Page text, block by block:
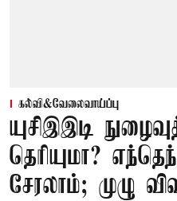
கல்வி&வேலைவாய்ப்பு
யுசிஇஇடி
தெரியுமா?
சேரலாம்; முழு